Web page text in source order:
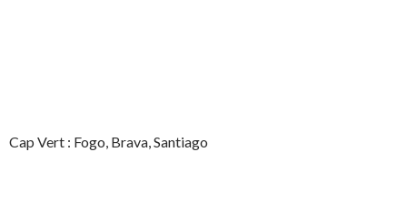
Cap Vert : Fogo, Brava, Santiago